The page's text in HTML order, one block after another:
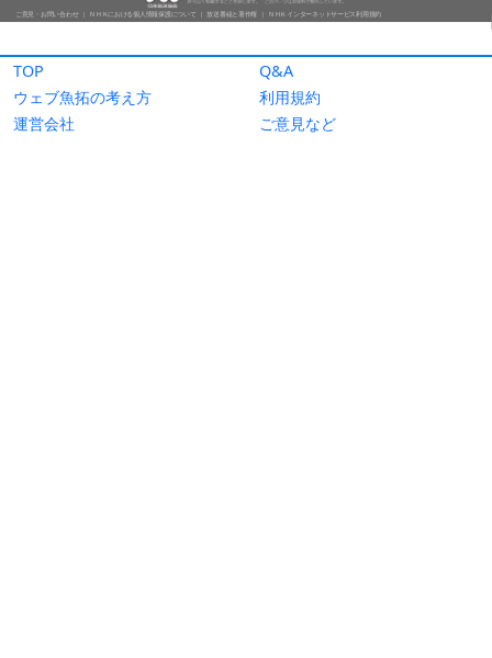
TOP
Q&A
ウェブ魚拓の考え方
利用規約
運営会社
ご意見など